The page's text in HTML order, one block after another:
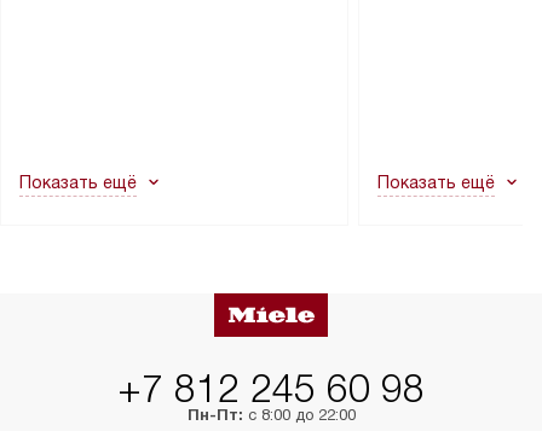
в гарантийном ремонте в будущем.
Показать ещё
не включаются:
Показать ещё
+7 812 245 60 98
Пн-Пт: с 8:00 до 22:00